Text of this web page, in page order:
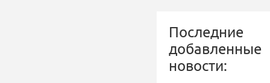
Последние
добавленные
новости: